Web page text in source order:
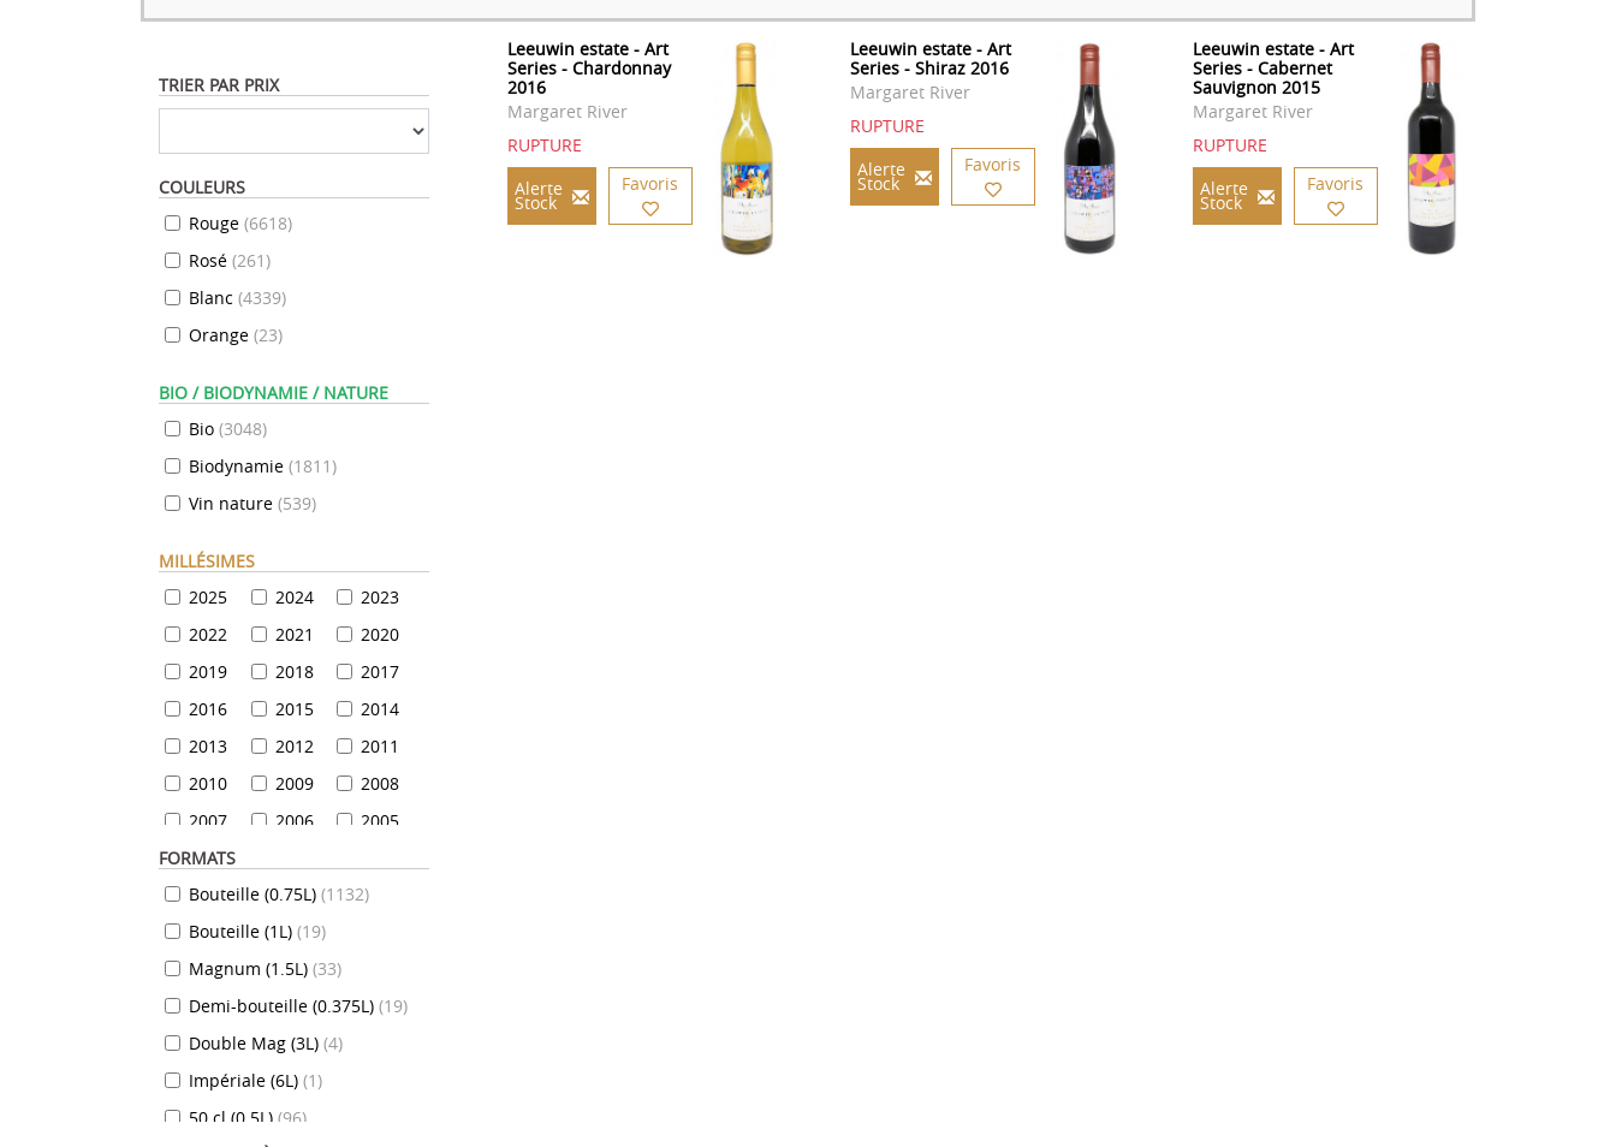
TRIER PAR PRIX
COULEURS
Rouge (6618)
Rosé (261)
Blanc (4339)
Orange (23)
BIO / BIODYNAMIE / NATURE
Bio (3048)
Biodynamie (1811)
Vin nature (539)
MILLÉSIMES
2025
2024
2023
2022
2021
2020
2019
2018
2017
2016
2015
2014
2013
2012
2011
2010
2009
2008
2007
2006
2005
2004
2001
2000
1999
1999
1998
1996
1995
1993
1992
1991
1990
1989
1987
1986
1984
1983
FORMATS
Bouteille (0.75L) (1132)
Bouteille (1L) (19)
Magnum (1.5L) (33)
Demi-bouteille (0.375L) (19)
Double Mag (3L) (4)
Impériale (6L) (1)
50 cl (0.5L) (96)
Leeuwin estate - Art
Series - Chardonnay
2016
Margaret River
RUPTURE
Alerte
Stock
Favoris
Leeuwin estate - Art
Series - Shiraz 2016
Margaret River
RUPTURE
Alerte
Stock
Favoris
Leeuwin estate - Art
Series - Cabernet
Sauvignon 2015
Margaret River
RUPTURE
Alerte
Stock
Favoris